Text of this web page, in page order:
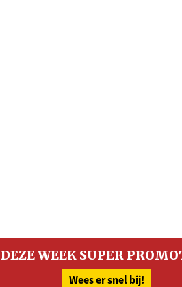
DEZE WEEK SUPER
Wees er snel bij!